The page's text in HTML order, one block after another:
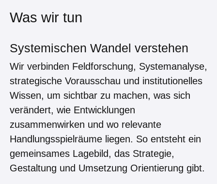
Was wir tun
Systemischen Wandel verstehen
Wir verbinden Feldforschung, Systemanalyse,
strategische Vorausschau und institutionelles
Wissen, um sichtbar zu machen, was sich
verändert, wie Entwicklungen
zusammenwirken und wo relevante
Handlungsspielräume liegen. So entsteht ein
gemeinsames Lagebild, das Strategie,
Gestaltung und Umsetzung Orientierung gibt.